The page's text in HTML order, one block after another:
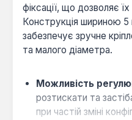
фіксації, що дозволяє
Конструкція шириною
забезпечує зручне
та малого діаметра.
Можливість
розтискати та
при частій зміні